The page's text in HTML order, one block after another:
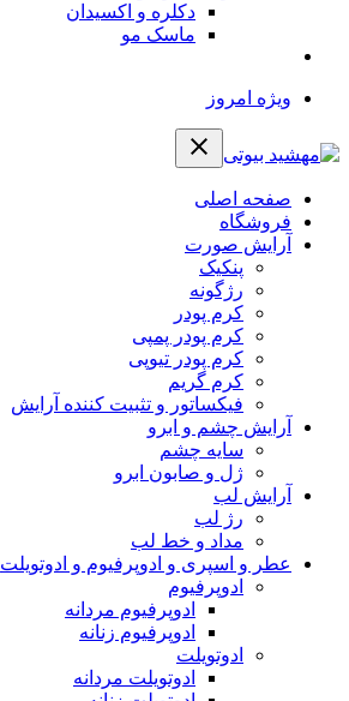
دکلره و اکسیدان
ماسک مو
ویژه امروز
صفحه اصلی
فروشگاه
آرایش صورت
پنکیک
رژگونه
کرم پودر
کرم پودر پمپی
کرم پودر تیوپی
کرم گریم
فیکساتور و تثبیت کننده آرایش
آرایش چشم و ابرو
سایه چشم
ژل و صابون ابرو
آرایش لب
رژ لب
مداد و خط لب
عطر و اسپری و ادوپرفیوم و ادوتویلت
ادوپرفیوم
ادوپرفیوم مردانه
ادوپرفیوم زنانه
ادوتویلت
ادوتویلت مردانه